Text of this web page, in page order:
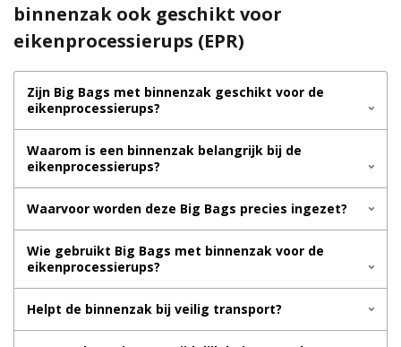
binnenzak ook geschikt voor
eikenprocessierups (EPR)
Zijn Big Bags met binnenzak geschikt voor de
eikenprocessierups?
Waarom is een binnenzak belangrijk bij de
eikenprocessierups?
Waarvoor worden deze Big Bags precies ingezet?
Wie gebruikt Big Bags met binnenzak voor de
eikenprocessierups?
Helpt de binnenzak bij veilig transport?